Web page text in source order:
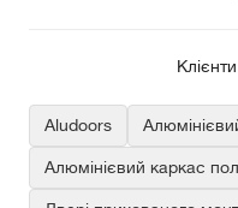
Aludoors
Алюмінієвий каркас